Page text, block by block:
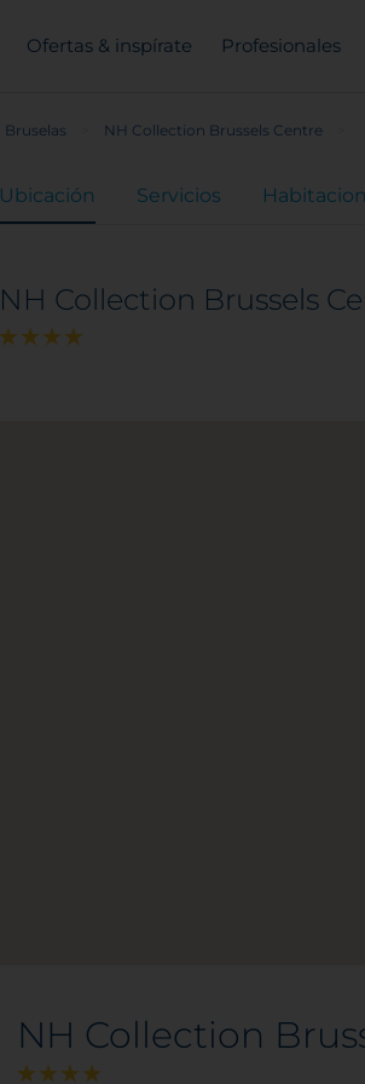
Ofertas & inspírate Profesionales
Bruselas NH Collection Brussels Centre
Ubicación Servicios
NH Collection Brussels
NH Collection